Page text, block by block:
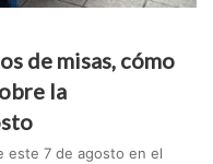
de misas, cómo
la
este 7 de agosto en el